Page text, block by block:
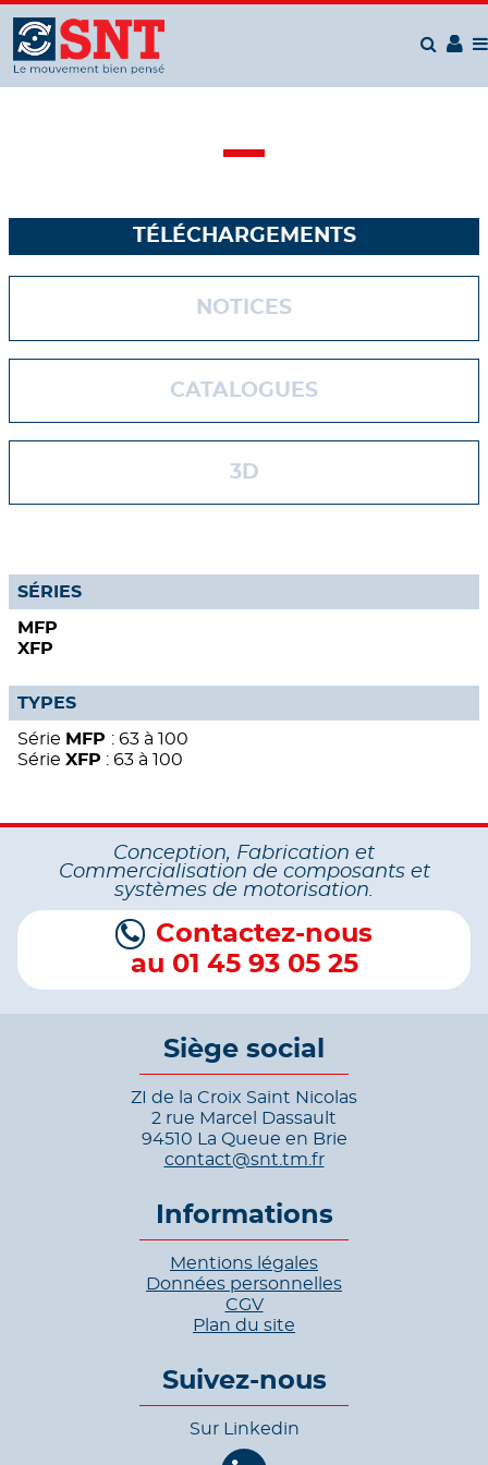
TÉLÉCHARGEMENTS
NOTICES
CATALOGUES
3D
SÉRIES
MFP
XFP
TYPES
Série MFP : 63 à 100
Série XFP : 63 à 100
Conception, Fabrication et
Commercialisation de composants et
systèmes de motorisation.
Contactez-nous
au 01 45 93 05 25
Siège social
ZI de la Croix Saint Nicolas
2 rue Marcel Dassault
94510 La Queue en Brie
contact@snt.tm.fr
Informations
Mentions légales
Données personnelles
CGV
Plan du site
Suivez-nous
Sur Linkedin
Panneau de gestion des cookies